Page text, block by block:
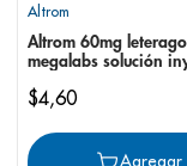
Altrom
Altrom 60mg
megalabs solución
$4,60
Agregar